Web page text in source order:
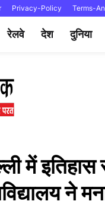
Privacy-Policy Terms-
रेलवे देश दुनिया
में
ने